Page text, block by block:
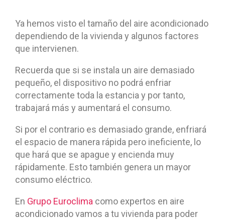
Ya hemos visto el tamaño del aire acondicionado
dependiendo de la vivienda y algunos factores
que intervienen.
Recuerda que si se instala un aire demasiado
pequeño, el dispositivo no podrá enfriar
correctamente toda la estancia y por tanto,
trabajará más y aumentará el consumo.
Si por el contrario es demasiado grande, enfriará
el espacio de manera rápida pero ineficiente, lo
que hará que se apague y encienda muy
rápidamente. Esto también genera un mayor
consumo eléctrico.
En Grupo Euroclima como expertos en aire
acondicionado vamos a tu vivienda para poder